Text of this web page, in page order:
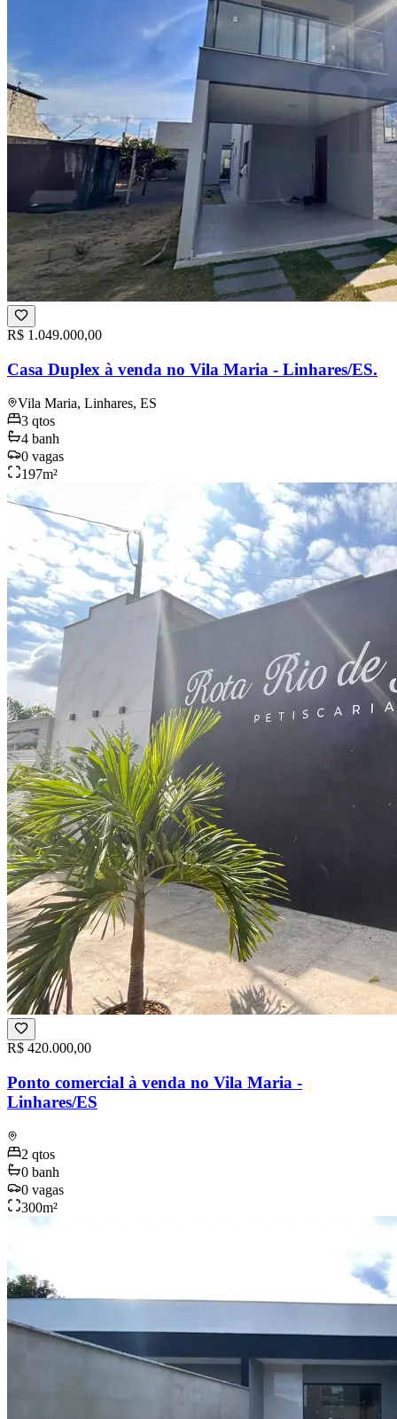
R$ 1.049.000,00
Casa Duplex à venda no Vila Maria - Linhares/ES.
Vila Maria, Linhares, ES
3 qtos
4 banh
0 vagas
197m²
R$ 420.000,00
Ponto comercial à venda no Vila Maria -
Linhares/ES
2 qtos
0 banh
0 vagas
300m²